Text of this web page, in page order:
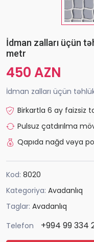
İdman zalları üçün
metr
450 AZN
İdman zalları üçün
Birkartla 6 ay faizsiz
Pulsuz çatdırılma
Qapıda nağd vəya
Kod: 8020
Kategoriya: Avadanlıq
Taglar: Avadanlıq
Telefon
+994 99 334